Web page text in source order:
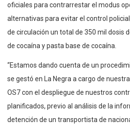
oficiales para contrarrestar el modus
alternativas para evitar el control
de circulación un total de 350 mil dosis
de cocaína y pasta base de cocaína.
“Estamos dando cuenta de un
se gestó en La Negra a cargo de
OS7 con el despliegue de nuestros
planificados, previo al análisis de la
detención de un transportista de